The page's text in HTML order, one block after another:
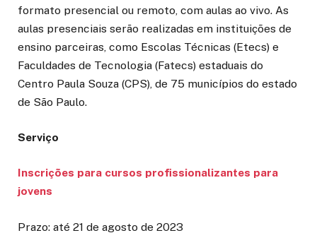
formato presencial ou remoto, com aulas ao vivo. As
aulas presenciais serão realizadas em instituições de
ensino parceiras, como Escolas Técnicas (Etecs) e
Faculdades de Tecnologia (Fatecs) estaduais do
Centro Paula Souza (CPS), de 75 municípios do estado
de São Paulo.
Serviço
Inscrições para cursos profissionalizantes para
jovens
Prazo: até 21 de agosto de 2023